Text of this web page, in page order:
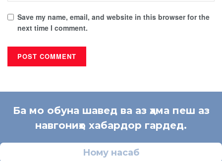
Save my name, email, and website in this browser for the
next time I comment.
Ба мо обуна шавед ва аз ҳама пеш аз
навгониҳо хабардор гардед.